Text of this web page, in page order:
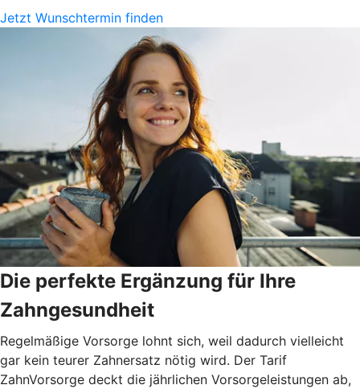
Jetzt Wunschtermin finden
Die perfekte Ergänzung für Ihre
Zahngesundheit
Regelmäßige Vorsorge lohnt sich, weil dadurch vielleicht
gar kein teurer Zahnersatz nötig wird. Der Tarif
ZahnVorsorge deckt die jährlichen Vorsorgeleistungen ab,